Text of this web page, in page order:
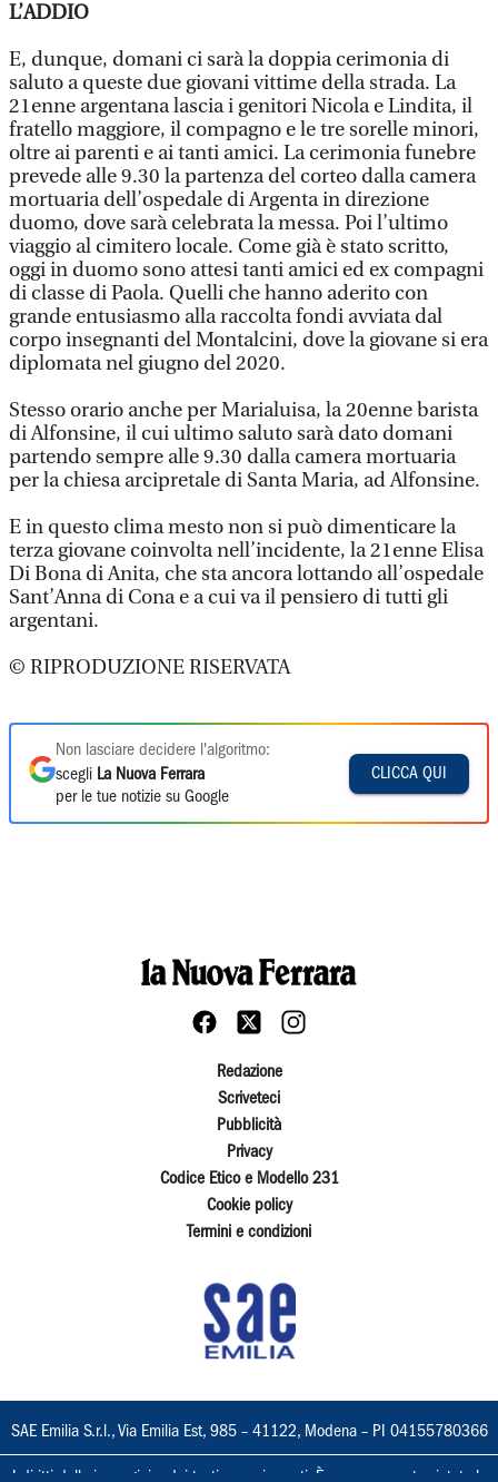
L’ADDIO
E, dunque, domani ci sarà la doppia cerimonia di
saluto a queste due giovani vittime della strada. La
21enne argentana lascia i genitori Nicola e Lindita, il
fratello maggiore, il compagno e le tre sorelle minori,
oltre ai parenti e ai tanti amici. La cerimonia funebre
prevede alle 9.30 la partenza del corteo dalla camera
mortuaria dell’ospedale di Argenta in direzione
duomo, dove sarà celebrata la messa. Poi l’ultimo
viaggio al cimitero locale. Come già è stato scritto,
oggi in duomo sono attesi tanti amici ed ex compagni
di classe di Paola. Quelli che hanno aderito con
grande entusiasmo alla raccolta fondi avviata dal
corpo insegnanti del Montalcini, dove la giovane si era
diplomata nel giugno del 2020.
Stesso orario anche per Marialuisa, la 20enne barista
di Alfonsine, il cui ultimo saluto sarà dato domani
partendo sempre alle 9.30 dalla camera mortuaria
per la chiesa arcipretale di Santa Maria, ad Alfonsine.
E in questo clima mesto non si può dimenticare la
terza giovane coinvolta nell’incidente, la 21enne Elisa
Di Bona di Anita, che sta ancora lottando all’ospedale
Sant’Anna di Cona e a cui va il pensiero di tutti gli
argentani.
© RIPRODUZIONE RISERVATA
Non lasciare decidere l'algoritmo:
scegli La Nuova Ferrara
per le tue notizie su Google
CLICCA QUI
Redazione
Scriveteci
Pubblicità
Privacy
Codice Etico e Modello 231
Cookie policy
Termini e condizioni
SAE Emilia S.r.l., Via Emilia Est, 985 – 41122, Modena – PI 04155780366
I diritti delle immagini e dei testi sono riservati. È espressamente vietata la